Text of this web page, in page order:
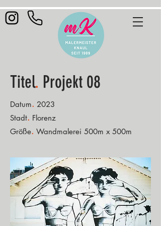
Titel. Projekt 08
Datum. 2023
Stadt. Florenz
Größe. Wandmalerei 500m x 500m